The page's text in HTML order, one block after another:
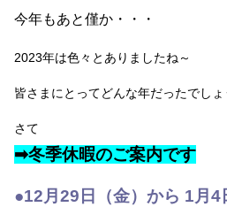
今年もあと僅か・・・
2023年は色々とありましたね～
皆さまにとってどんな年だったでしょ
さて
➡冬季休暇のご案内です
●12月29日（金）から 1月4